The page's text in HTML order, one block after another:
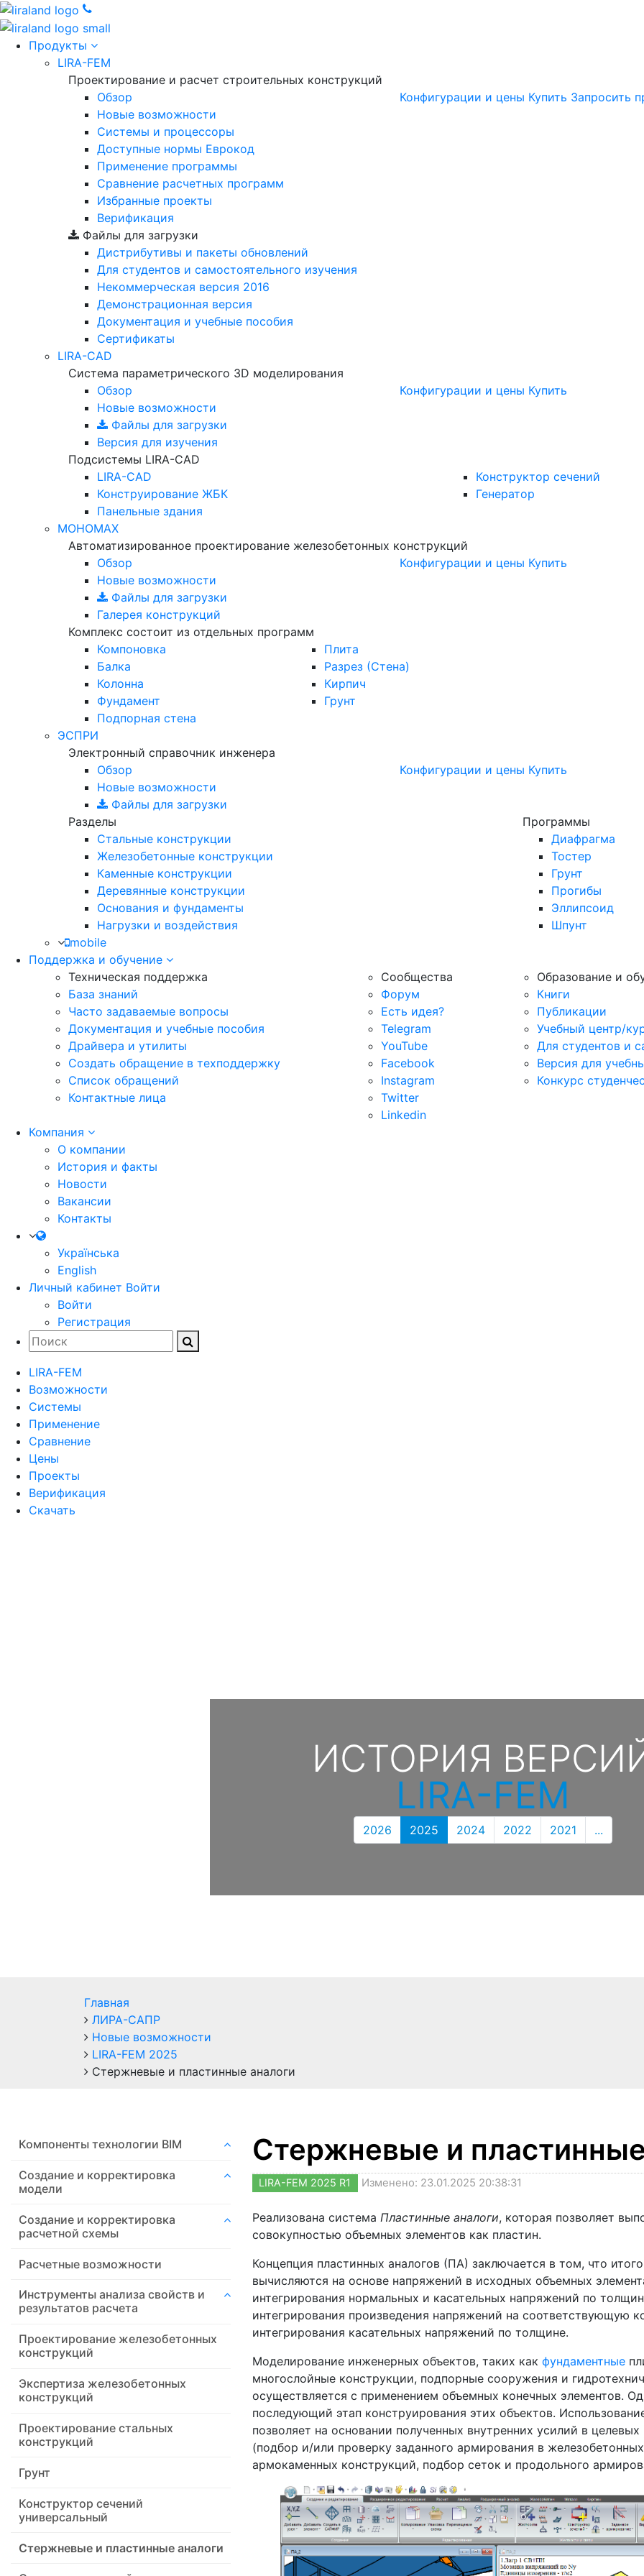
Продукты
LIRA-FEM
Проектирование и расчет строительных конструкций
Обзор
Новые возможности
Cистемы и процессоры
Доступные нормы Еврокод
Применение программы
Сравнение расчетных программ
Избранные проекты
Верификация
Конфигурации и цены Купить Запросить
Файлы для загрузки
Дистрибутивы и пакеты обновлений
Для студентов и самостоятельного изучения
Некоммерческая версия 2016
Демонстрационная версия
Документация и учебные пособия
Сертификаты
LIRA-CAD
Система параметрического 3D моделирования
Обзор
Новые возможности
Файлы для загрузки
Версия для изучения
Конфигурации и цены Купить
Подсистемы LIRA-CAD
LIRA-CAD
Конструирование ЖБК
Панельные здания
Конструктор сечений
Генератор
МОНОМАХ
Автоматизированное проектирование железобетонных конструкций
Обзор
Новые возможности
Файлы для загрузки
Галерея конструкций
Конфигурации и цены Купить
Комплекс состоит из отдельных программ
Компоновка
Балка
Колонна
Фундамент
Подпорная стена
Плита
Разрез (Стена)
Кирпич
Грунт
ЭСПРИ
Электронный справочник инженера
Обзор
Новые возможности
Файлы для загрузки
Конфигурации и цены Купить
Разделы
Программы
Стальные конструкции
Железобетонные конструкции
Каменные конструкции
Деревянные конструкции
Основания и фундаменты
Нагрузки и воздействия
Диафрагма
Тостер
Грунт
Прогибы
Эллипсоид
Шпунт
mobile
Поддержка и обучение
Техническая поддержка
База знаний
Часто задаваемые вопросы
Документация и учебные пособия
Драйвера и утилиты
Создать обращение в техподдержку
Список обращений
Контактные лица
Сообщества
Форум
Есть идея?
Telegram
YouTube
Facebook
Instagram
Twitter
Linkedin
Образование и
Книги
Публикации
Учебный центр/
Для студентов и
Версия для
Конкурс
Компания
О компании
История и факты
Новости
Вакансии
Контакты
Українська
English
Личный кабинет Войти
Войти
Регистрация
LIRA-FEM
Возможности
Cистемы
Применение
Сравнение
Цены
Проекты
Верификация
Скачать
ИСТОРИЯ
LIRA-FEM
2026 2025 2024 2022 2021 ...
Главная
ЛИРА-САПР
Новые возможности
LIRA-FEM 2025
Стержневые и пластинные аналоги
Компоненты технологии ВIM
Создание и корректировка
модели
Создание и корректировка
расчетной схемы
Расчетные возможности
Инструменты анализа свойств и
результатов расчета
Проектирование железобетонных
конструкций
Экспертиза железобетонных
конструкций
Проектирование стальных
конструкций
Грунт
Конструктор сечений
универсальный
Стержневые и пластинные аналоги
Стержневые и
LIRA-FEM 2025 R1 Изменено: 23.01.2025 20:38:31
Реализована система Пластинные аналоги, которая позволяет
совокупностью объемных элементов как пластин.
Концепция пластинных аналогов (ПА) заключается в том, что
вычисляются на основе напряжений в исходных объемных
интегрирования нормальных и касательных напряжений по
интегрирования произведения напряжений на соответствующую
интегрирования касательных напряжений по толщине.
Моделирование инженерных объектов, таких как фундаментные
многослойные конструкции, подпорные сооружения и
осуществляется с применением объемных конечных элементов.
последующий этап конструирования этих объектов.
позволяет на основании полученных внутренних усилий в
(подбор и/или проверку заданного армирования в
армокаменных конструкций, подбор сеток и продольного